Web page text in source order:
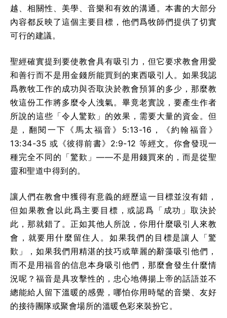
越、相關性、美學、音樂和有效的溝通。本書的大部分
內容都反映了這個主要目標，他們爲牧師們提供了切實
可行的建議。
聖經確實提到要使教會具有吸引力，但它要求教會用愛
和善行而不是用金錢所能買到的東西吸引人。如果我認
爲教牧工作的成功與否取決於教會預算的多少，那麼教
牧這份工作將多麼令人洩氣。畢竟老實說，要產生作者
所說的這些「令人驚歎」的效果，需要大量的資金。但
是，翻閱一下《馬太福音》5:13-16，《約翰福音》
13:34-35 或《彼得前書》2:9-12 等經文。你會發現一
種完全不同的「驚歎」——不是用錢買來的，而是從聖
靈和聖道中得到的。
讓人們在教會中獲得有意義的經歷這一目標並沒有錯，
但如果教會以此爲主要目標，或認爲「成功」取決於
此，那就錯了。正如其他人所說，你用什麼吸引人來教
會，就要用什麼留住人。如果我們的目標是讓人「驚
歎」，如果我們用精湛的技巧或華麗的辭藻吸引他們，
而不是用福音的信息本身吸引他們，那麼會發生什麼情
況呢？福音是具攻擊性的，忠心地傳揚上帝的話語並不
總能給人留下溫暖的感覺，哪怕你用時髦的音樂、友好
的接待團隊或聚會場所的溫暖色彩來裝扮它。